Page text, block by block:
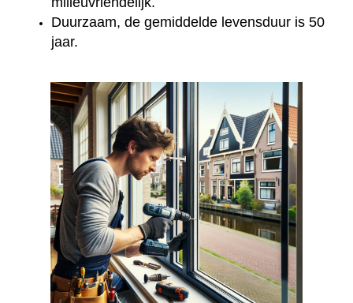
Duurzaam, de gemiddelde levensduur is 50
jaar.